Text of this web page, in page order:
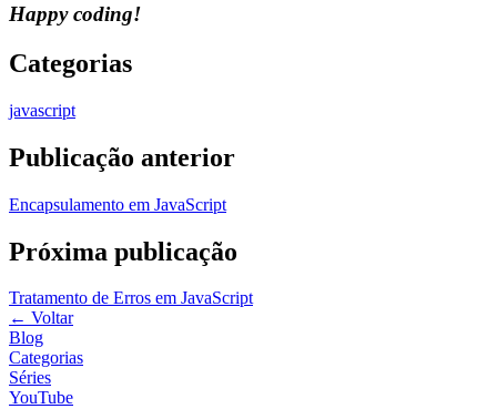
Happy coding!
Categorias
javascript
Publicação anterior
Encapsulamento em JavaScript
Próxima publicação
Tratamento de Erros em JavaScript
← Voltar
Blog
Categorias
Séries
YouTube